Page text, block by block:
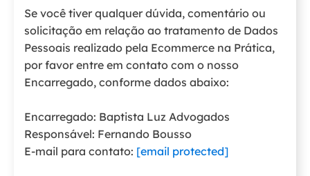
Se você tiver qualquer dúvida, comentário ou
solicitação em relação ao tratamento de Dados
Pessoais realizado pela Ecommerce na Prática,
por favor entre em contato com o nosso
Encarregado, conforme dados abaixo:
Encarregado: Baptista Luz Advogados
Responsável: Fernando Bousso
E-mail para contato: [email protected]